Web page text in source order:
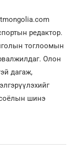
редактор.
тоглоомын
Олон
дагаж,
шинэ